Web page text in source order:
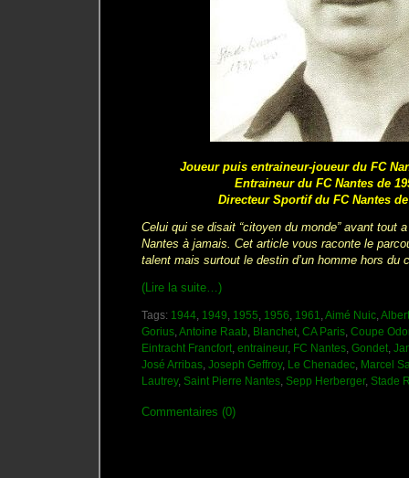
Joueur puis entraineur-joueur du FC
Entraineur du FC Nantes de
Directeur Sportif du FC Nantes de
Celui qui se disait “citoyen du monde” avant tout
Nantes à jamais. Cet article vous raconte le
talent mais surtout le destin d’un homme hors du
(Lire la suite…)
Tags: 1944, 1949, 1955, 1956, 1961,Aimé Nuic,
Gorius,Antoine Raab, Blanchet, CA Paris, Coupe
Eintracht Francfort, entraineur, FC Nantes, Gondet,
José Arribas, Joseph Geffroy, Le Chenadec, Marcel
Lautrey, Saint Pierre Nantes, Sepp Herberger, Stade
Commentaires (0)